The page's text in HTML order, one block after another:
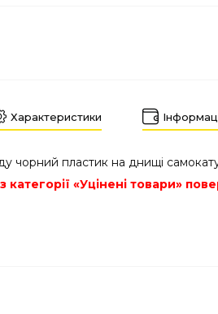
Характеристики
чорний пластик на днищі
категорії «Уцінені товари»